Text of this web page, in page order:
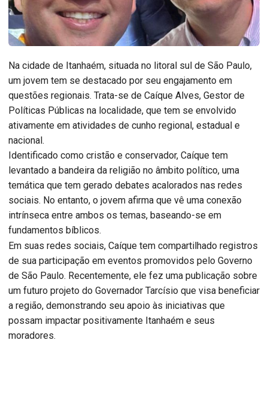
Na cidade de Itanhaém, situada no litoral sul de São Paulo,
um jovem tem se destacado por seu engajamento em
questões regionais. Trata-se de Caíque Alves, Gestor de
Políticas Públicas na localidade, que tem se envolvido
ativamente em atividades de cunho regional, estadual e
nacional.
Identificado como cristão e conservador, Caíque tem
levantado a bandeira da religião no âmbito político, uma
temática que tem gerado debates acalorados nas redes
sociais. No entanto, o jovem afirma que vê uma conexão
intrínseca entre ambos os temas, baseando-se em
fundamentos bíblicos.
Em suas redes sociais, Caíque tem compartilhado registros
de sua participação em eventos promovidos pelo Governo
de São Paulo. Recentemente, ele fez uma publicação sobre
um futuro projeto do Governador Tarcísio que visa beneficiar
a região, demonstrando seu apoio às iniciativas que
possam impactar positivamente Itanhaém e seus
moradores.